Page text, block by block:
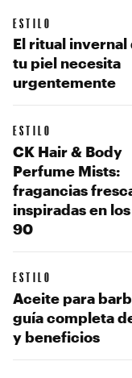
ESTILO
El ritual invernal
tu piel necesita
urgentemente
ESTILO
CK Hair & Body
Perfume Mists:
fragancias
inspiradas en
90
ESTILO
Aceite para
guía completa
y beneficios